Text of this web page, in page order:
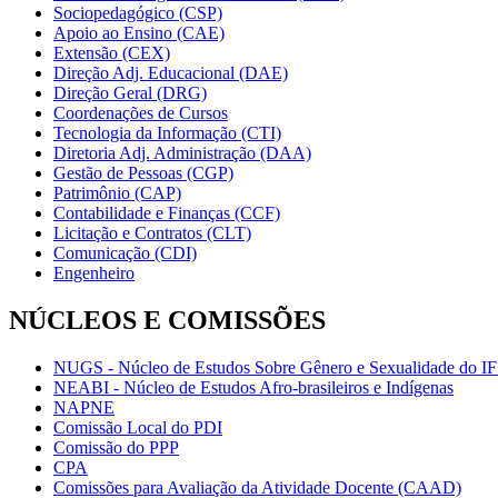
Sociopedagógico (CSP)
Apoio ao Ensino (CAE)
Extensão (CEX)
Direção Adj. Educacional (DAE)
Direção Geral (DRG)
Coordenações de Cursos
Tecnologia da Informação (CTI)
Diretoria Adj. Administração (DAA)
Gestão de Pessoas (CGP)
Patrimônio (CAP)
Contabilidade e Finanças (CCF)
Licitação e Contratos (CLT)
Comunicação (CDI)
Engenheiro
NÚCLEOS E COMISSÕES
NUGS - Núcleo de Estudos Sobre Gênero e Sexualidade do
NEABI - Núcleo de Estudos Afro-brasileiros e Indígenas
NAPNE
Comissão Local do PDI
Comissão do PPP
CPA
Comissões para Avaliação da Atividade Docente (CAAD)